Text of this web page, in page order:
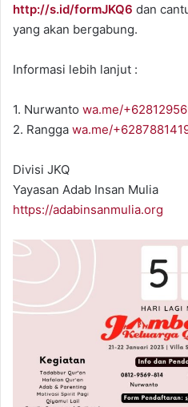
http://s.id/formJKQ6 dan
yang akan bergabung.
Informasi lebih lanjut :
1. Nurwanto wa.me/
2. Rangga wa.me/
Divisi JKQ
Yayasan Adab Insan Mulia
https://adabinsanmulia.org